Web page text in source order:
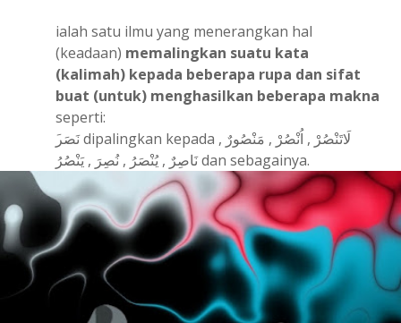
ialah satu ilmu yang menerangkan hal
(keadaan) memalingkan suatu kata
(kalimah) kepada beberapa rupa dan sifat
buat (untuk) menghasilkan beberapa makna
seperti:
نَاصِرٌ , يُنْصَرُ , نُصِرَ , يَنْصُرُ dan sebagainya.